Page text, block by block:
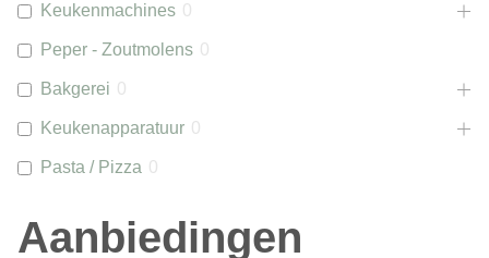
Keukenmachines 0
Peper - Zoutmolens 0
Bakgerei 0
Keukenapparatuur 0
Pasta / Pizza 0
Aanbiedingen